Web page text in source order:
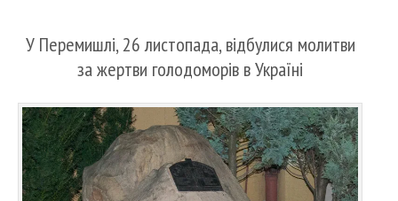
У Перемишлі, 26 листопада, відбулися молитви
за жертви голодоморів в Україні